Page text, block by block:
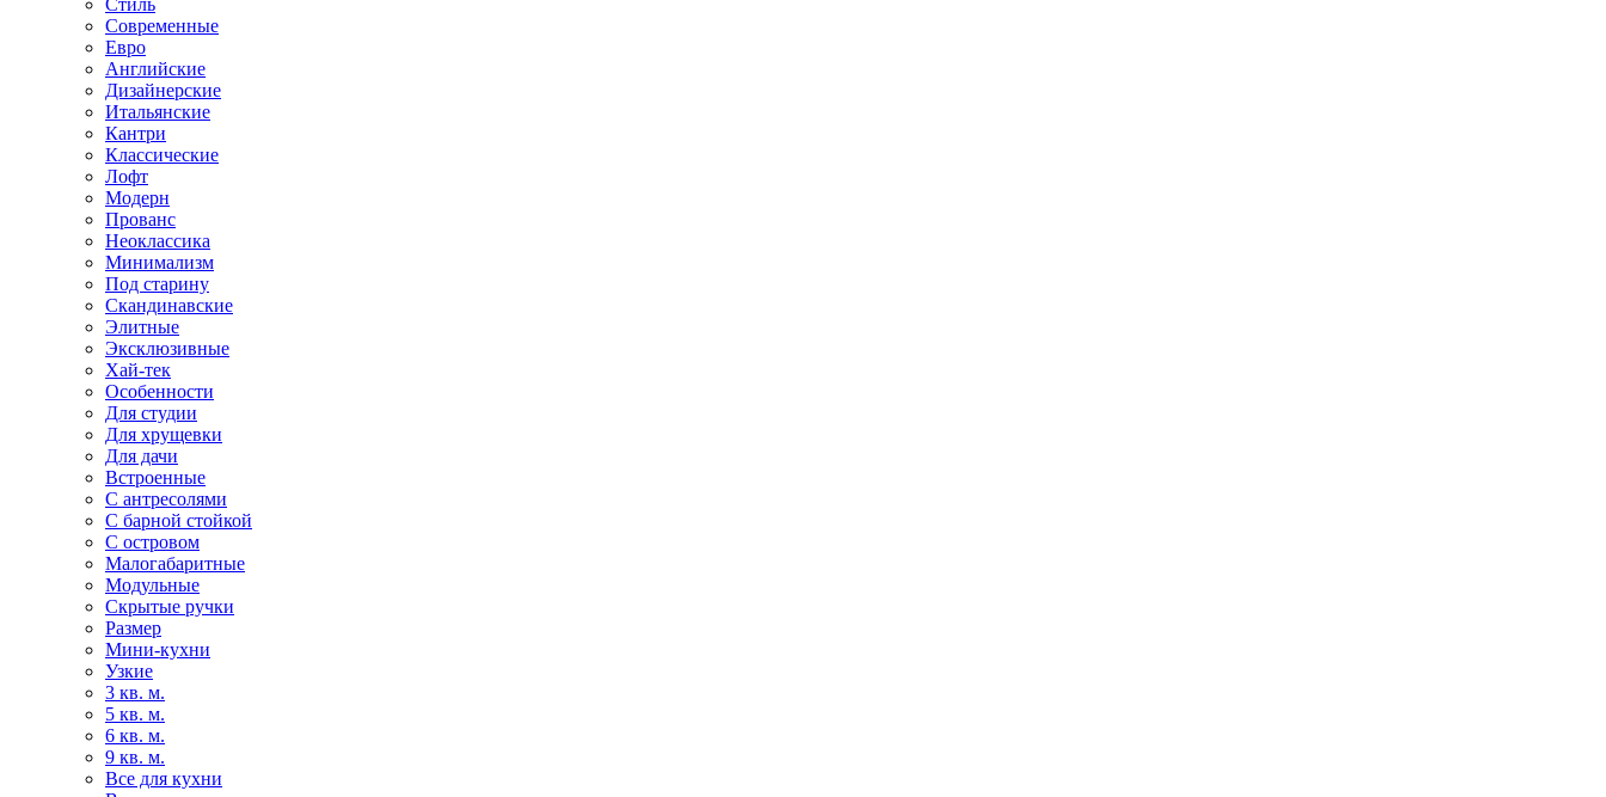
Современные
Евро
Английские
Дизайнерские
Итальянские
Кантри
Классические
Лофт
Модерн
Прованс
Неоклассика
Минимализм
Под старину
Скандинавские
Элитные
Эксклюзивные
Хай-тек
Особенности
Для студии
Для хрущевки
Для дачи
Встроенные
С антресолями
С барной стойкой
С островом
Малогабаритные
Модульные
Скрытые ручки
Размер
Мини-кухни
Узкие
3 кв. м.
5 кв. м.
6 кв. м.
9 кв. м.
Все для кухни